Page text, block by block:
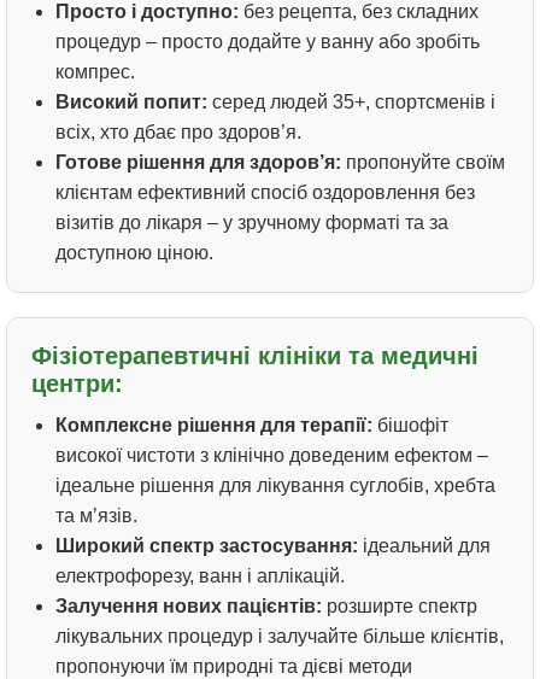
Просто і доступно: без рецепта, без складних
процедур – просто додайте у ванну або зробіть
компрес.
Високий попит: серед людей 35+, спортсменів і
всіх, хто дбає про здоров’я.
Готове рішення для здоров’я: пропонуйте своїм
клієнтам ефективний спосіб оздоровлення без
візитів до лікаря – у зручному форматі та за
доступною ціною.
Фізіотерапевтичні клініки та медичні
центри:
Комплексне рішення для терапії: бішофіт
високої чистоти з клінічно доведеним ефектом –
ідеальне рішення для лікування суглобів, хребта
та м’язів.
Широкий спектр застосування: ідеальний для
електрофорезу, ванн і аплікацій.
Залучення нових пацієнтів: розширте спектр
лікувальних процедур і залучайте більше клієнтів,
пропонуючи їм природні та дієві методи